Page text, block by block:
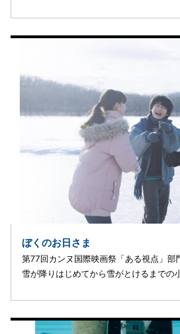
ぼくのお日さま
第77回カンヌ国際映画祭「ある視点」部
雪が降りはじめてから雪がとけるまでの